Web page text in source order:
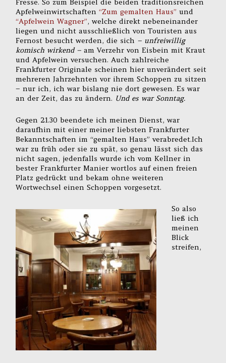
Fresse. So zum Beispiel die beiden traditionsreichen
Apfelweinwirtschaften“Zum gemalten Haus” und
“Apfelwein Wagner”, welche direkt nebeneinander
liegen und nicht ausschließlich von Touristen aus
Fernost besucht werden, die sich – unfreiwillig
komisch wirkend –am Verzehr von Eisbein mit Kraut
und Apfelwein versuchen. Auch zahlreiche
Frankfurter Originale scheinen hier unverändert seit
mehreren Jahrzehnten vor ihrem Schoppen zu sitzen
– nur ich, ich war bislang nie dort gewesen. Es war
an der Zeit, das zu ändern. Und es war Sonntag.
Gegen 21.30 beendete ich meinen Dienst, war
daraufhin mit einer meiner liebsten Frankfurter
Bekanntschaften im “gemalten Haus” verabredet.Ich
war zu früh oder sie zu spät, so genau lässt sich das
nicht sagen, jedenfalls wurde ich vom Kellner in
bester Frankfurter Manier wortlos auf einen freien
Platz gedrückt und bekam ohne weiteren
Wortwechsel einen Schoppen vorgesetzt.
So also
ließ ich
meinen
Blick
streifen,